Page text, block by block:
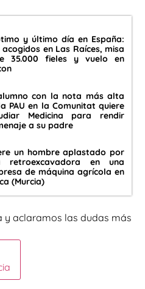
y último día en España:
acogidos en Las Raíces, misa
35.000 fieles y vuelo en
con la nota más alta
PAU en la Comunitat quiere
Medicina para rendir
a su padre
un hombre aplastado por
retroexcavadora en una
de máquina agrícola en
(Murcia)
y aclaramos las dudas más